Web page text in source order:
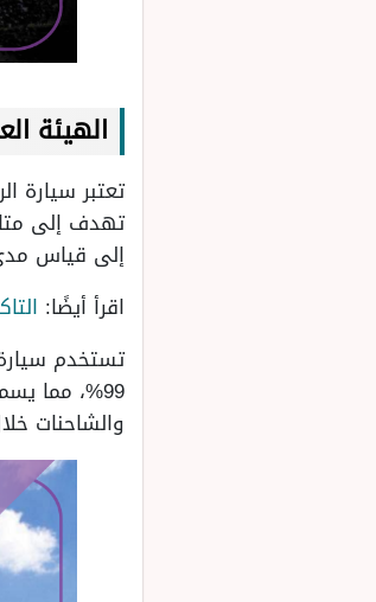
الهيئة
تهدف إلى
إلى قياس مدى
اقرأ أيضًا:
تستخدم
99%، مما
والشاحنات